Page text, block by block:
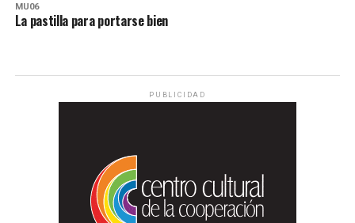
MU06
La pastilla para portarse bien
PUBLICIDAD